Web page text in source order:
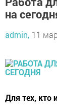
на
admin, 11
Для тех, кто